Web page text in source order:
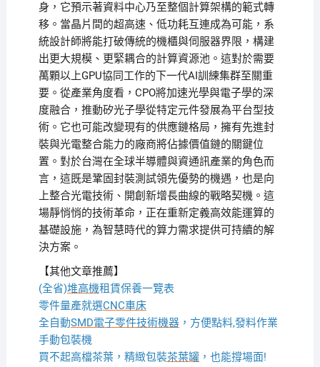
身，它預示著資料中心乃至整個計算架構的範式轉
移。當晶片間的超高速、低功耗互連成為可能，系
統設計師將能打破傳統的機櫃與伺服器界限，構建
出更大規模、更緊耦合的計算資源池。這對於需要
萬顆以上GPU協同工作的下一代AI訓練集群至關重
要。從產業角度看，CPO將加速光學與電子學的深
度融合，推動矽光子學從特定元件發展為平台型技
術。它也可能改變現有的供應鏈格局，擁有先進封
裝與光電整合能力的廠商將佔據價值鏈的關鍵位
置。對於台灣在全球半導體與資通訊產業的角色而
言，這既是鞏固封裝測試領先優勢的機遇，也是向
上整合光電技術、開創新增長曲線的戰略契機。這
場靜悄悄的技術革命，正在重新定義高效能運算的
基礎設施，為智慧時代的算力需求提供可持續的解
決方案。
【其他文章推薦】
(全省)堆高機租賃保養一覽表
零件量產就選CNC車床
全自動SMD電子零件技術機器，方便點料,發料作業
手動包裝機
買不起高檔茶葉，精緻包裝茶葉罐，也能撐場面!